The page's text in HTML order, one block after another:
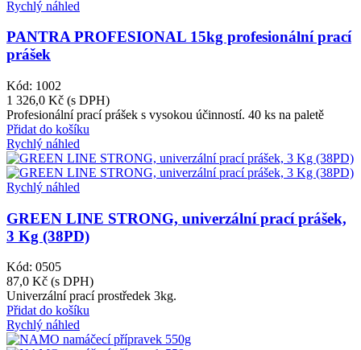
Rychlý náhled
PANTRA PROFESIONAL 15kg profesionální prací
prášek
Kód: 1002
1 326,0 Kč (s DPH)
Profesionální prací prášek s vysokou účinností. 40 ks na paletě
Přidat do košíku
Rychlý náhled
Rychlý náhled
GREEN LINE STRONG, univerzální prací prášek,
3 Kg (38PD)
Kód: 0505
87,0 Kč (s DPH)
Univerzální prací prostředek 3kg.
Přidat do košíku
Rychlý náhled